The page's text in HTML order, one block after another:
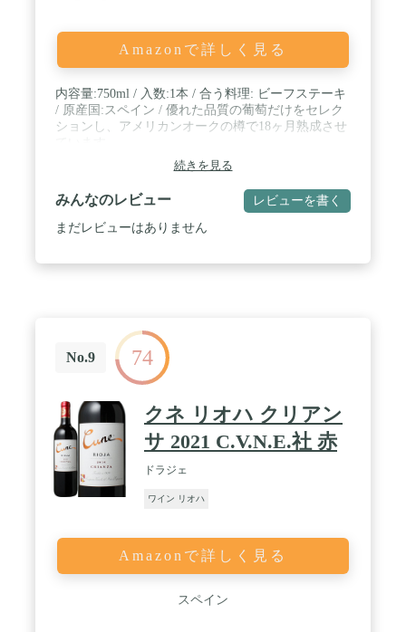
Amazonで詳しく見る
内容量:750ml / 入数:1本 / 合う料理: ビーフステーキ
/ 原産国:スペイン / 優れた品質の葡萄だけをセレク
ションし、アメリカンオークの樽で18ヶ月熟成させ
続きを見る
みんなのレビュー レビューを書く
まだレビューはありません
No.9 74
クネ リオハ クリアン
サ 2021 C.V.N.E.社 赤
ドラジェ
ワイン リオハ
Amazonで詳しく見る
スペイン